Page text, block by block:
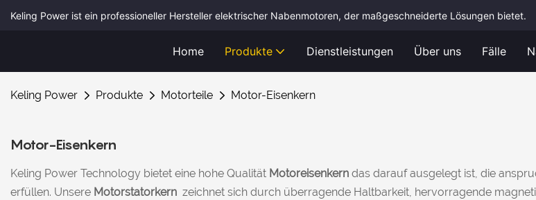
Keling Power ist ein professioneller Hersteller elektrischer Nabenmotoren, der maßgeschneiderte Lösungen bietet.
Home Produkte Dienstleistungen Über uns Fälle
Keling Power Produkte Motorteile Motor-Eisenkern
Motor-Eisenkern
Keling Power Technology bietet eine hohe Qualität Motoreisenkern das darauf ausgelegt ist, die
erfüllen. Unsere Motorstatorkern zeichnet sich durch überragende Haltbarkeit, hervorragende